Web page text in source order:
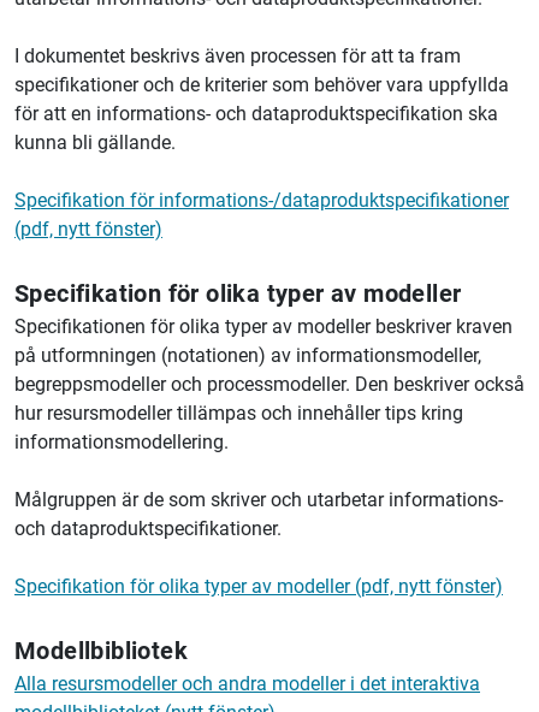
I dokumentet beskrivs även processen för att ta fram
specifikationer och de kriterier som behöver vara uppfyllda
för att en informations- och dataproduktspecifikation ska
kunna bli gällande.
Specifikation för informations-/dataproduktspecifikationer
(pdf, nytt fönster)
Specifikation för olika typer av modeller
Specifikationen för olika typer av modeller beskriver kraven
på utformningen (notationen) av informationsmodeller,
begreppsmodeller och processmodeller. Den beskriver också
hur resursmodeller tillämpas och innehåller tips kring
informationsmodellering.
Målgruppen är de som skriver och utarbetar informations-
och dataproduktspecifikationer.
Specifikation för olika typer av modeller (pdf, nytt fönster)
Modellbibliotek
Alla resursmodeller och andra modeller i det interaktiva